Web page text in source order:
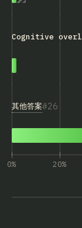
Cognitive
26
其他答案
0% 20%